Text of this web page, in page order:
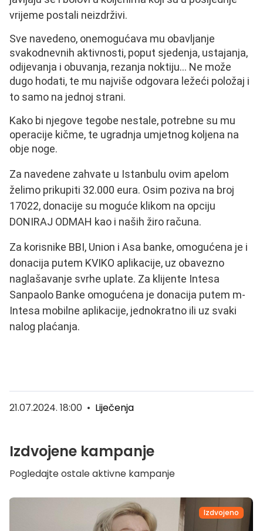
vrijeme postali neizdrživi.
Sve navedeno, onemogućava mu obavljanje
svakodnevnih aktivnosti, poput sjedenja, ustajanja,
odijevanja i obuvanja, rezanja noktiju... Ne može
dugo hodati, te mu najviše odgovara ležeći položaj i
to samo na jednoj strani.
Kako bi njegove tegobe nestale, potrebne su mu
operacije kičme, te ugradnja umjetnog koljena na
obje noge.
Za navedene zahvate u Istanbulu ovim apelom
želimo prikupiti 32.000 eura. Osim poziva na broj
17022, donacije su moguće klikom na opciju
DONIRAJ ODMAH kao i naših žiro računa.
Za korisnike BBI, Union i Asa banke, omogućena je i
donacija putem KVIKO aplikacije, uz obavezno
naglašavanje svrhe uplate. Za klijente Intesa
Sanpaolo Banke omogućena je donacija putem m-
Intesa mobilne aplikacije, jednokratno ili uz svaki
nalog plaćanja.
21.07.2024. 18:00 • Liječenja
Izdvojene kampanje
Pogledajte ostale aktivne kampanje
Izdvojeno